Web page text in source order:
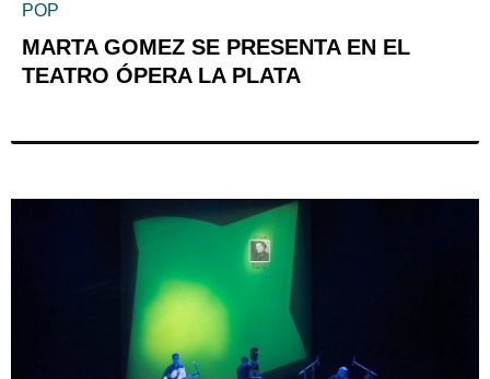
POP
MARTA GOMEZ SE PRESENTA EN EL
TEATRO ÓPERA LA PLATA